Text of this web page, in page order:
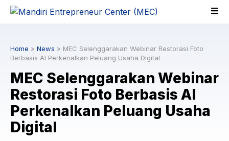
Skip
Home » News » MEC Selenggarakan Webinar Restorasi Foto
Berbasis AI Perkenalkan Peluang Usaha Digital
MEC Selenggarakan Webinar
Restorasi Foto Berbasis AI
Perkenalkan Peluang Usaha
Digital